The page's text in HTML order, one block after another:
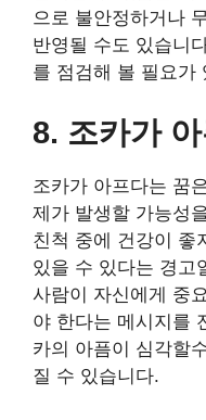
으로 불안정하거나
반영될 수도 있습니
를 점검해 볼 필요가
8. 조카가
조카가 아프다는 꿈
제가 발생할 가능성
친척 중에 건강이 좋
있을 수 있다는 경고
사람이 자신에게 중
야 한다는 메시지를
카의 아픔이 심각할
질 수 있습니다.